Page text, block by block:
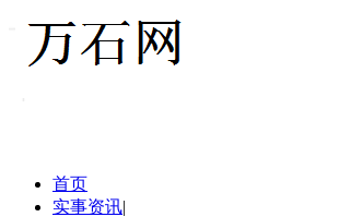
首页
实事资讯|